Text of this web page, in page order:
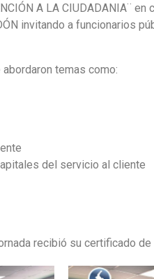
A LA CIUDADANIA¨
invitando a funcionarios
temas como:
del servicio al cliente
recibió su certificado